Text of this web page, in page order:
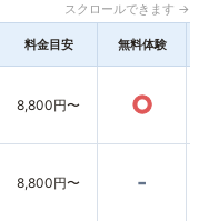
スクロールできます →
料金目安 無料体験
8,800円〜 ○
8,800円〜 -